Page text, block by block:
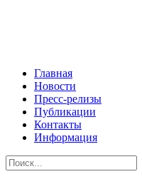
Главная
Новости
Пресс-релизы
Публикации
Контакты
Информация